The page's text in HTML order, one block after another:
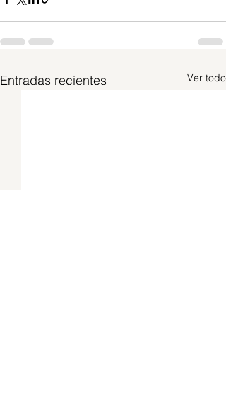
Entradas recientes Ver todo